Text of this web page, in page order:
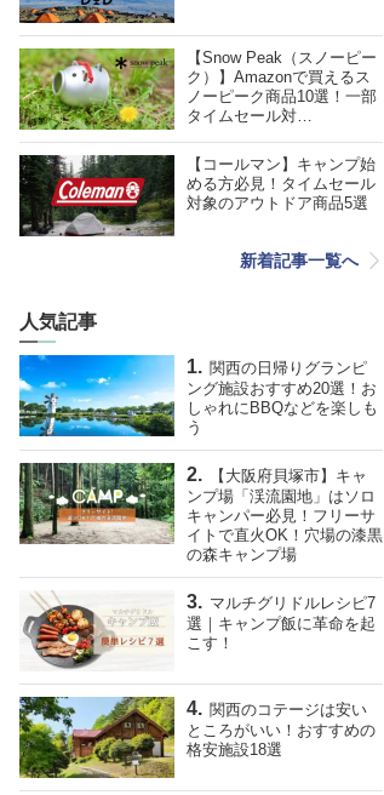
【Snow Peak（スノーピー
ク）】Amazonで買えるス
ノーピーク商品10選！一部
タイムセール対…
【コールマン】キャンプ始
める方必見！タイムセール
対象のアウトドア商品5選
新着記事一覧へ
人気記事
関西の日帰りグランピ
ング施設おすすめ20選！お
しゃれにBBQなどを楽しも
う
【大阪府貝塚市】キャ
ンプ場「渓流園地」はソロ
キャンパー必見！フリーサ
イトで直火OK！穴場の漆黒
の森キャンプ場
マルチグリドルレシピ7
選｜キャンプ飯に革命を起
こす！
関西のコテージは安い
ところがいい！おすすめの
格安施設18選